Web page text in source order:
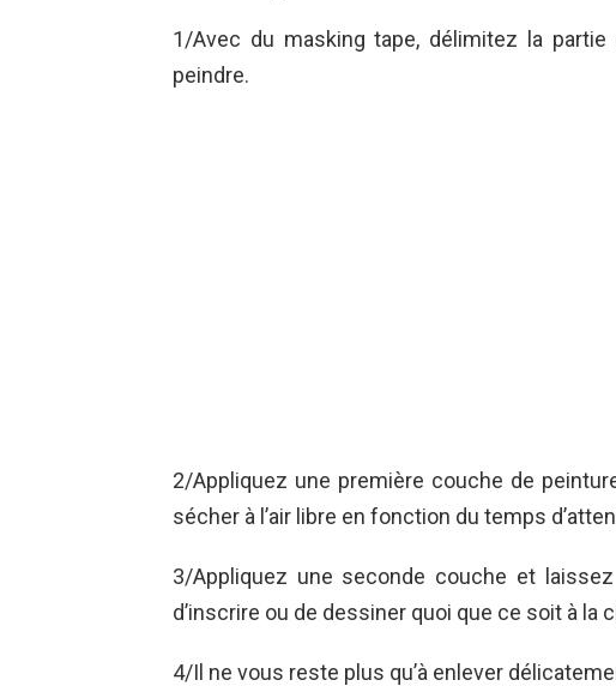
1/Avec du masking tape, délimitez la
peindre.
2/Appliquez une première couche de
sécher à l’air libre en fonction du temps
3/Appliquez une seconde couche et
d’inscrire ou de dessiner quoi que ce soit à la
4/Il ne vous reste plus qu’à enlever